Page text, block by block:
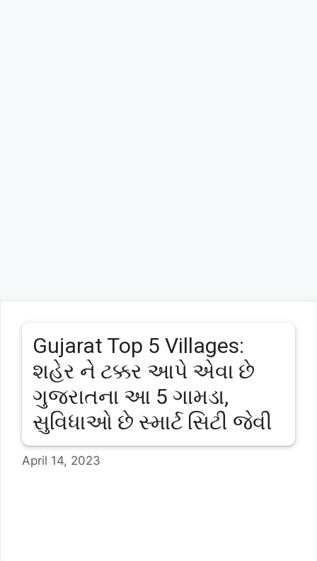
Gujarat Top 5 Villages:
શહેર ને ટક્કર આપે એવા છે
ગુજરાતના આ 5 ગામડા,
સુવિધાઓ છે સ્માર્ટ સિટી જેવી
April 14, 2023